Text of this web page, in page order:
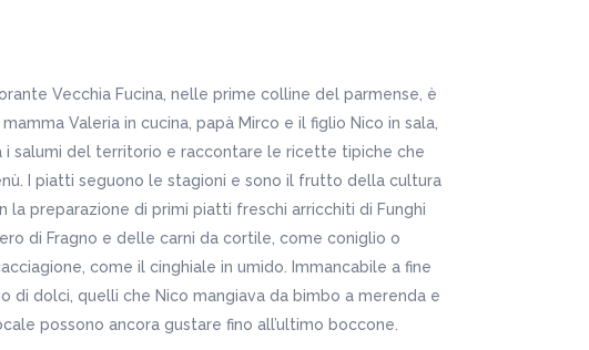
Vecchia Fucina, nelle prime colline del parmense, è
Valeria in cucina, papà Mirco e il figlio Nico in sala,
i salumi del territorio e raccontare le ricette tipiche che
I piatti seguono le stagioni e sono il frutto della cultura
la preparazione di primi piatti freschi arricchiti di Funghi
di Fragno e delle carni da cortile, come coniglio o
come il cinghiale in umido. Immancabile a fine
di dolci, quelli che Nico mangiava da bimbo a merenda e
possono ancora gustare fino all’ultimo boccone.